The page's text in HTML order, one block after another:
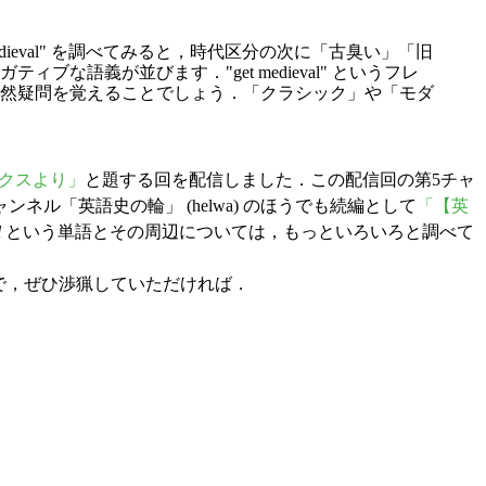
を調べてみると，時代区分の次に「古臭い」「旧
ィブな語義が並びます．"get medieval" というフレ
疑問を覚えることでしょう．「クラシック」や「モダ
スより」
と題する回を配信しました．この配信回の第5チャ
ネル「英語史の輪」 (helwa) のほうでも続編として
「【英
という単語とその周辺については，もっといろいろと調べて
ぜひ渉猟していただければ．